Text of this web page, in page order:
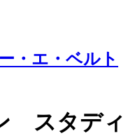
・エ・ベルト
スタディ